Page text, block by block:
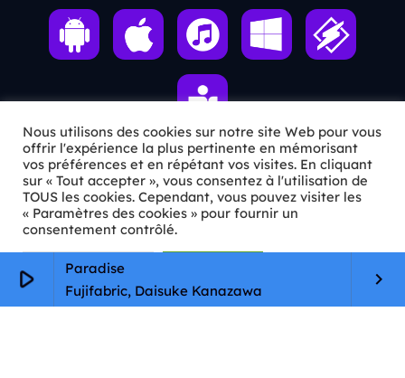
play_arrow
Paradise
Fujifabric, Daisuke Kanazawa
keyboard_arrow_right
ℹ️ INFOS PRATIQUES
✉️Contact
🦊Qui sommes-nous ?
📄
Mentions légales
Nous utilisons des cookies sur notre site Web pour vous
offrir l'expérience la plus pertinente en mémorisant
vos préférences et en répétant vos visites. En cliquant
sur « Tout accepter », vous consentez à l'utilisation de
TOUS les cookies. Cependant, vous pouvez visiter les
« Paramètres des cookies » pour fournir un
consentement contrôlé.
Paramètres Cookie